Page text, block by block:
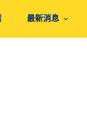
最新消息